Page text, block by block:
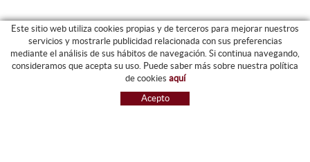
CATEGORIAS
MAQUINARIA
Este sitio web utiliza cookies propias y de terceros para mejorar nuestros
servicios y mostrarle publicidad relacionada con sus preferencias
mediante el análisis de sus hábitos de navegación. Si continua navegando,
consideramos que acepta su uso. Puede saber más sobre nuestra política
de cookies aquí
Acepto